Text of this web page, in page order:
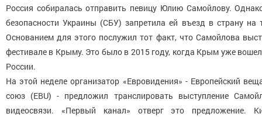
Россия собиралась отправить певицу Юлию Самойлову.
безопасности Украины (СБУ) запретила ей въезд в страну на
Основанием для этого послужил тот факт, что Самойлова
фестивале в Крыму. Это было в 2015 году, когда Крым уже
России.
На этой неделе организатор «Евровидения» - Европейский
союз (EBU) - предложил транслировать выступление
видеосвязи. «Первый канал» отверг это предложение.